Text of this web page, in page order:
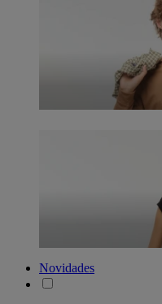
Novidades